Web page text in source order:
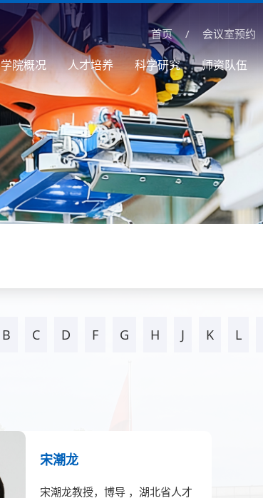
首页 / 会议室预约
学院概况 人才培养 科学研究 师资队伍
B C D F G H J K L
宋潮龙
宋潮龙教授，博导 ，湖北省人才